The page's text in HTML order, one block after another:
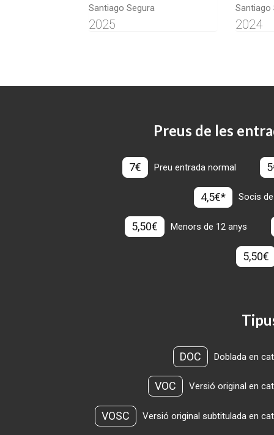
Santiago Segura
2025
Santiago
2024
Preus de les
7€ Preu entrada normal
4,5€* Socis
5,50€ Menors de 12 anys
5,50€
DOC Doblada en
VOC Versió original en
VOSC Versió original subtitulada en